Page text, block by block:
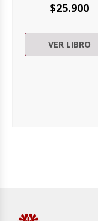
$25.900
VER LIBRO